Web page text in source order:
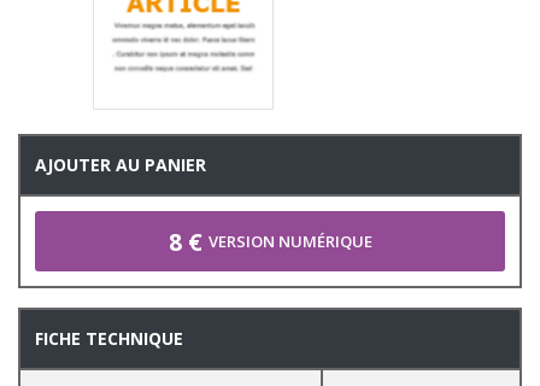
AJOUTER AU PANIER
8 € VERSION NUMÉRIQUE
FICHE TECHNIQUE